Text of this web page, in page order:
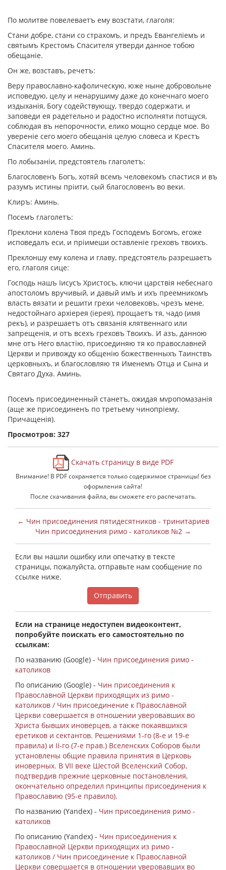
По молитве повелеваетъ ему возстати, глаголя:
Стани добре, стани со страхомъ, и предъ Евангелiемъ и
святымъ Крестомъ Спасителя утверди данное тобою
обещанiе.
Он же, возставъ, речетъ:
Веру православно-кафолическую, юже ныне добровольне
исповедую, целу и ненарушиму даже до конечнаго моего
издыханiя, Богу содействующу, твердо содержати, и
заповеди ея радетельно и радостно исполняти потщуся,
соблюдая въ непорочности, елико мощно сердце мое. Во
уверенiе сего моего обещанiя целую словеса и Крестъ
Спасителя моего. Аминь.
По лобызанiи, предстоятель глаголетъ:
Благословенъ Богъ, хотяй всемъ человекомъ спастися и въ
разумъ истины прiити, сый благословенъ во веки.
Клиръ: Аминь.
Посемъ глаголетъ:
Преклони колена Твоя предъ Господемъ Богомъ, егоже
исповедалъ еси, и прiимеши оставленiе греховъ твоихъ.
Преклоншу ему колена и главу, предстоятель разрешаетъ
его, глаголя сице:
Господь нашъ Iисусъ Христосъ, ключи царствiя небеснаго
апостоломъ вручивый, и давый имъ и ихъ преемникомъ
власть вязати и решити грехи человековъ, чрезъ мене,
недостойнаго архiерея (iерея), прощаетъ тя, чадо (имя
рекъ), и разрешаетъ отъ связанiя клятвеннаго или
запрещенiя, и отъ всехъ греховъ Твоихъ. И азъ, данною
мне отъ Него властiю, присоединяю тя ко православней
Церкви и привожду ко общенiю божественныхъ Таинствъ
церковныхъ, и благословляю тя Именемъ Отца и Сына и
Святаго Духа. Аминь.
Посемъ присоединенный станетъ, ожидая мvропомазанiя
(аще же присоединенъ по третьему чинопрiему,
Причащенiя).
Просмотров: 327
Скачать страницу в виде PDF
Внимание! В PDF сохраняется только содержимое страницы! без
оформления сайта!
После скачивания файла, вы сможете его распечатать.
← Чин присоединения пятидесятников - тринитариев
Чин присоединения римо - католиков №2 →
Если вы нашли ошибку или опечатку в тексте
страницы, пожалуйста, отправьте нам сообщение по
ссылке ниже.
Отправить
Если на странице недоступен видеоконтент,
попробуйте поискать его самостоятельно по
ссылкам:
По названию (Google) - Чин присоединения римо -
католиков
По описанию (Google) - Чин присоединения к
Православной Церкви приходящих из римо -
католиков / Чин присоединение к Православной
Церкви совершается в отношении уверовавших во
Христа бывших иноверцев, а также покаявшихся
еретиков и сектантов. Решениями 1-го (8-е и 19-е
правила) и II-го (7-е прав.) Вселенских Соборов были
установлены общие правила принятия в Церковь
иноверных. В VII веке Шестой Вселенский Собор,
подтвердив прежние церковные постановления,
окончательно определил принципы присоединения к
Православию (95-е правило).
По названию (Yandex) - Чин присоединения римо -
католиков
По описанию (Yandex) - Чин присоединения к
Православной Церкви приходящих из римо -
католиков / Чин присоединение к Православной
Церкви совершается в отношении уверовавших во